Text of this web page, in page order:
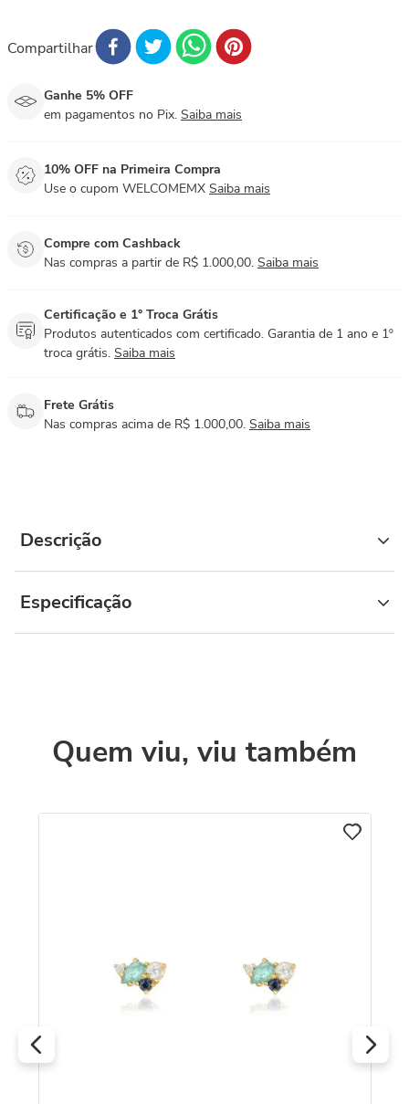
Compartilhar
Ganhe 5% OFF
em pagamentos no Pix. Saiba mais
10% OFF na Primeira Compra
Use o cupom WELCOMEMX Saiba mais
Compre com Cashback
Nas compras a partir de R$ 1.000,00. Saiba mais
Certificação e 1° Troca Grátis
Produtos autenticados com certificado. Garantia de 1 ano e 1º
troca grátis. Saiba mais
Frete Grátis
Nas compras acima de R$ 1.000,00. Saiba mais
Descrição
Especificação
Quem viu, viu também